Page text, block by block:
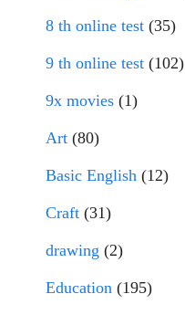
8 th online test (35)
9 th online test (102)
9x movies (1)
Art (80)
Basic English (12)
Craft (31)
drawing (2)
Education (195)